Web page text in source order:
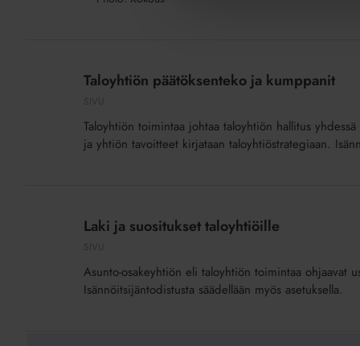
päätöksenteko
Taloyhtiön päätöksenteko ja kumppanit
Taloyhtiön toimintaa johtaa taloyhtiön hallitus
ja yhtiön tavoitteet kirjataan taloyhtiöstrategiaan.
Laki ja suositukset taloyhtiöille
Asunto-osakeyhtiön eli taloyhtiön toimintaa ohjaavat
Isännöitsijäntodistusta säädellään myös asetuksella.